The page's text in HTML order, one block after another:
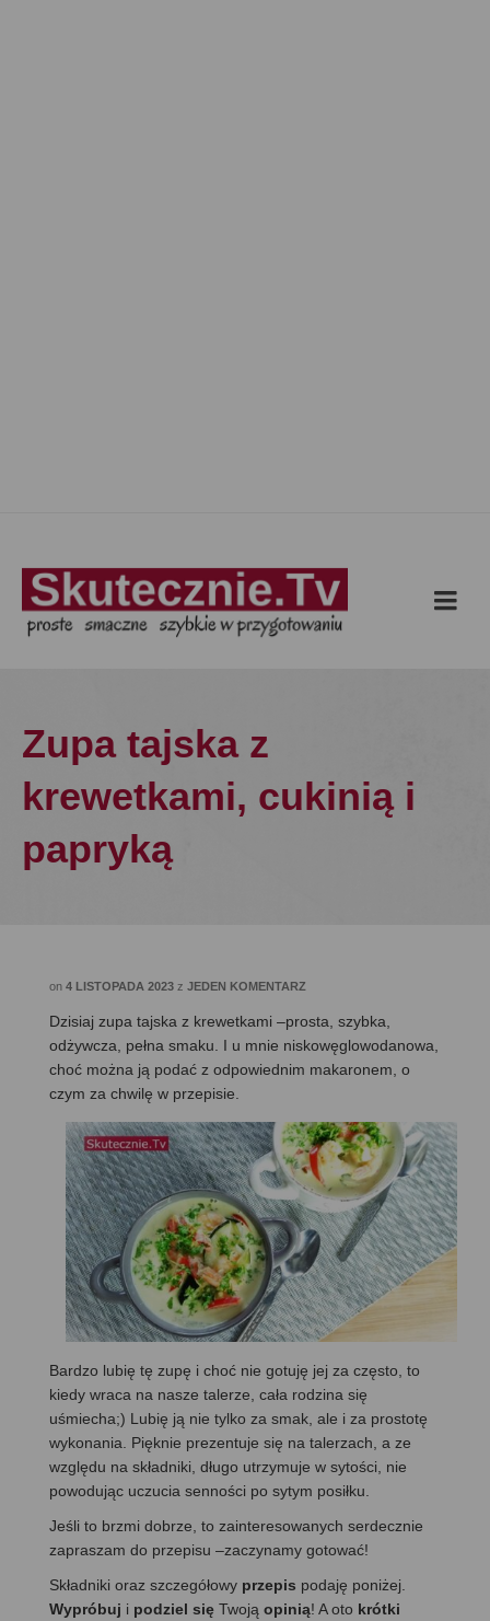
Zupa tajska z
krewetkami, cukinią i
papryką
on 4 LISTOPADA 2023 z JEDEN KOMENTARZ
Dzisiaj zupa tajska z krewetkami –prosta, szybka,
odżywcza, pełna smaku. I u mnie niskowęglowodanowa,
choć można ją podać z odpowiednim makaronem, o
czym za chwilę w przepisie.
Bardzo lubię tę zupę i choć nie gotuję jej za często, to
kiedy wraca na nasze talerze, cała rodzina się
uśmiecha;) Lubię ją nie tylko za smak, ale i za prostotę
wykonania. Pięknie prezentuje się na talerzach, a ze
względu na składniki, długo utrzymuje w sytości, nie
powodując uczucia senności po sytym posiłku.
Jeśli to brzmi dobrze, to zainteresowanych serdecznie
zapraszam do przepisu –zaczynamy gotować!
Składniki oraz szczegółowy przepis podaję poniżej.
Wypróbuj i podziel się Twoją opinią! A oto krótki